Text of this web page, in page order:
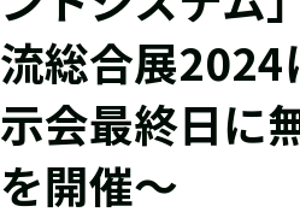
流総合展2024
示会最終日に
を開催～